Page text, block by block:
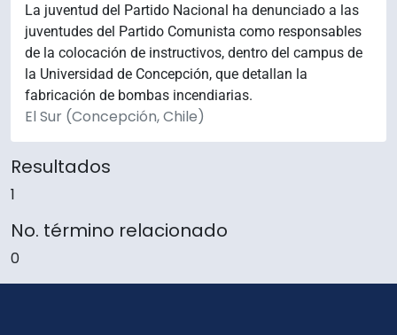
La juventud del Partido Nacional ha denunciado a las
juventudes del Partido Comunista como responsables
de la colocación de instructivos, dentro del campus de
la Universidad de Concepción, que detallan la
fabricación de bombas incendiarias.
El Sur (Concepción, Chile)
Resultados
1
No. término relacionado
0